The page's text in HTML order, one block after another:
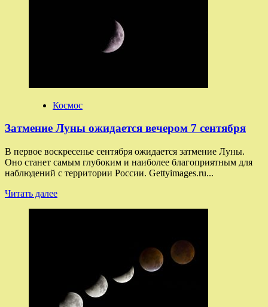
MacBook
со
звуком
скрипа
двери
считыванием
угла
открытия
Космос
Затмение Луны ожидается вечером 7 сентября
В первое воскресенье сентября ожидается затмение Луны.
Оно станет самым глубоким и наиболее благоприятным для
наблюдений с территории России. Gettyimages.ru...
Читать далееПрочитать